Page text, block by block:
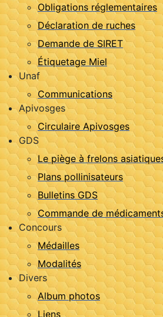
Obligations réglementaires
Déclaration de ruches
Demande de SIRET
Étiquetage Miel
Unaf
Communications
Apivosges
Circulaire Apivosges
GDS
Le piège à frelons
Plans pollinisateurs
Bulletins GDS
Commande de
Concours
Médailles
Modalités
Divers
Album photos
Liens